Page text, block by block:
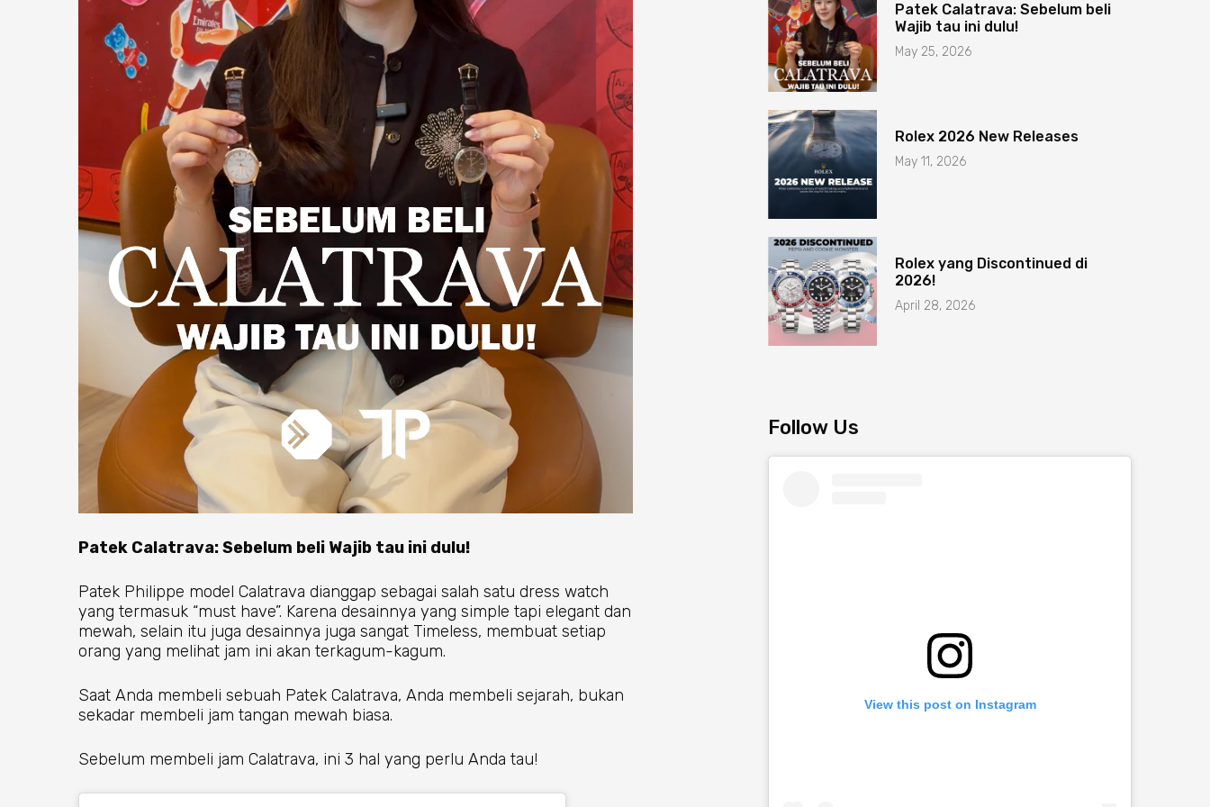
Patek Calatrava: Sebelum beli Wajib tau ini dulu!
Patek Philippe model Calatrava dianggap sebagai salah satu dress watch
yang termasuk “must have”. Karena desainnya yang simple tapi elegant dan
mewah, selain itu juga desainnya juga sangat Timeless, membuat setiap
orang yang melihat jam ini akan terkagum-kagum.
Saat Anda membeli sebuah Patek Calatrava, Anda membeli sejarah, bukan
sekadar membeli jam tangan mewah biasa.
Sebelum membeli jam Calatrava, ini 3 hal yang perlu Anda tau!
Patek Calatrava: Sebelum beli
Wajib tau ini dulu!
May 25, 2026
Rolex 2026 New Releases
May 11, 2026
Rolex yang Discontinued di
2026!
April 28, 2026
Follow Us
View this post on Instagram